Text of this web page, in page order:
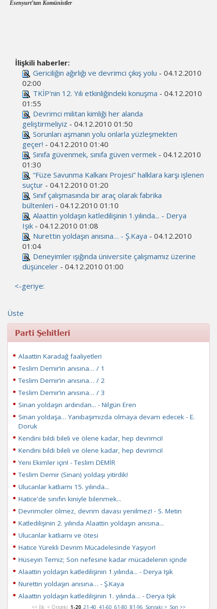
Esenyurt’tan Komünistler
İlişkili haberler:
Gericiliğin ağırlığı ve devrimci çıkış yolu - 04.12.2010
02:00
TKİP'nin 12. Yılı etkinliğindeki konuşma - 04.12.2010
01:55
Devrimci militan kimliği her alanda
geliştirmeliyiz - 04.12.2010 01:50
Sorunları aşmanın yolu onlarla yüzleşmekten
geçer! - 04.12.2010 01:40
Sınıfa güvenmek, sınıfa güven vermek - 04.12.2010
01:30
“Füze Savunma Kalkanı Projesi” halklara karşı işlenen
suçtur - 04.12.2010 01:20
Sınıf çalışmasında bir araç olarak fabrika
bültenleri - 04.12.2010 01:10
Alaattin yoldaşın katledilişinin 1.yılında... - Derya
Işık - 04.12.2010 01:08
Nurettin yoldaşın anısına… - Ş.Kaya - 04.12.2010
01:04
Deneyimler ışığında üniversite çalışmamız üzerine
düşünceler - 04.12.2010 01:00
<-geriye:
Üste
Parti Şehitleri
Alaattin Karadağ faaliyetleri
Teslim Demir’in anısına… / 1
Teslim Demir’in anısına… / 2
Teslim Demir’in anısına… / 3
Sinan yoldaşın ardından... - Nilgün Eren
Sinan yoldaşa… Yanıbaşımızda olmaya devam edecek - E.
Doruk
Kendini bildi bileli ve ölene kadar, hep devrimci!
Kendini bildi bileli ve ölene kadar, hep devrimci!
Yeni Ekimler için! - Teslim DEMİR
Teslim Demir (Sinan) yoldaşı yitirdik!
Ulucanlar katliamı 15. yılında...
Hatice'de sınıfın kiniyle bilenmek...
Devrimciler ölmez, devrim davası yenilmez! - S. Metin
Katledilişinin 2. yılında Alaattin yoldaşın anısına...
Ulucanlar katliamı ve ötesi
Hatice Yürekli Devrim Mücadelesinde Yaşıyor!
Hüseyin Temiz; Son nefesine kadar mücadelenin içinde
Alaattin yoldaşın katledilişinin 1.yılında... - Derya Işık
Nurettin yoldaşın anısına… - Ş.Kaya
Alaattin yoldaşın katledilişinin 1. yılında… - Derya Işık
<< İlk < Önceki 1-20 21-40 41-60 61-80 81-96 Sonraki > Son >>